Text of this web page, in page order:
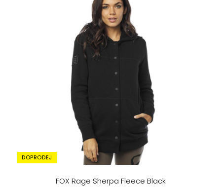
FOX Rage Sherpa Fleece Black
DOPRODEJ